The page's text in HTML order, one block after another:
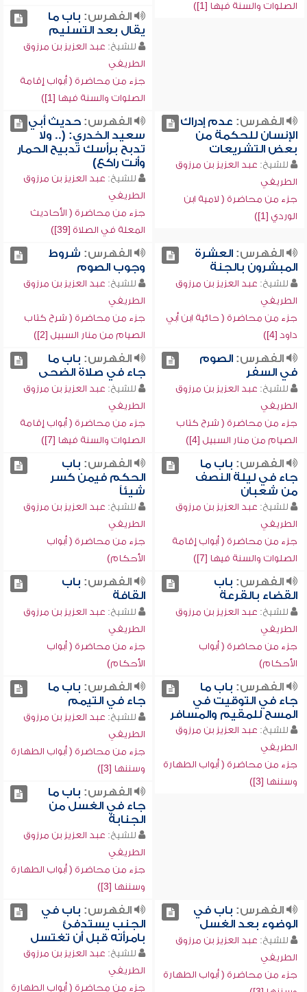
الصلوات والسنة فيها [1])
الفهرس: باب ما
يقال بعد التسليم
للشيخ: عبد العزيز بن مرزوق
الطريفي
جزء من محاضرة ( أبواب إقامة
الصلوات والسنة فيها [1])
الفهرس: عدم إدراك
الإنسان للحكمة من
بعض التشريعات
للشيخ: عبد العزيز بن مرزوق
الطريفي
جزء من محاضرة ( لامية ابن
الوردي [1])
الفهرس:حديث أبي
سعيد الخدري: (.. ولا
تدبح برأسك تدبيح الحمار
وأنت راكع)
للشيخ: عبد العزيز بن مرزوق
الطريفي
جزء من محاضرة ( الأحاديث
المعلة في الصلاة [39])
الفهرس:العشرة
المبشرون بالجنة
للشيخ: عبد العزيز بن مرزوق
الطريفي
جزء من محاضرة ( حائية ابن أبي
داود [4])
الفهرس: شروط
وجوب الصوم
للشيخ: عبد العزيز بن مرزوق
الطريفي
جزء من محاضرة ( شرح كتاب
الصيام من منار السبيل [2])
الفهرس:الصوم
في السفر
للشيخ: عبد العزيز بن مرزوق
الطريفي
جزء من محاضرة ( شرح كتاب
الصيام من منار السبيل [4])
الفهرس: باب ما
جاء في صلاة الضحى
للشيخ: عبد العزيز بن مرزوق
الطريفي
جزء من محاضرة ( أبواب إقامة
الصلوات والسنة فيها [7])
الفهرس: باب ما
جاء في ليلة النصف
من شعبان
للشيخ: عبد العزيز بن مرزوق
الطريفي
جزء من محاضرة ( أبواب إقامة
الصلوات والسنة فيها [7])
الفهرس: باب
الحكم فيمن كسر
شيئاً
للشيخ: عبد العزيز بن مرزوق
الطريفي
جزء من محاضرة ( أبواب
الأحكام)
الفهرس: باب
القضاء بالقرعة
للشيخ: عبد العزيز بن مرزوق
الطريفي
جزء من محاضرة ( أبواب
الأحكام)
الفهرس: باب
القافة
للشيخ: عبد العزيز بن مرزوق
الطريفي
جزء من محاضرة ( أبواب
الأحكام)
الفهرس: باب ما
جاء في التوقيت في
المسح للمقيم والمسافر
للشيخ: عبد العزيز بن مرزوق
الطريفي
جزء من محاضرة ( أبواب الطهارة
وسننها [3])
الفهرس: باب ما
جاء في التيمم
للشيخ: عبد العزيز بن مرزوق
الطريفي
جزء من محاضرة ( أبواب الطهارة
وسننها [3])
الفهرس: باب ما
جاء في الغسل من
الجنابة
للشيخ: عبد العزيز بن مرزوق
الطريفي
جزء من محاضرة ( أبواب الطهارة
وسننها [3])
الفهرس: باب في
الوضوء بعد الغسل
للشيخ: عبد العزيز بن مرزوق
الطريفي
جزء من محاضرة ( أبواب الطهارة
الفهرس: باب في
الجنب يستدفئ
بامرأته قبل أن تغتسل
للشيخ: عبد العزيز بن مرزوق
الطريفي
جزء من محاضرة ( أبواب الطهارة